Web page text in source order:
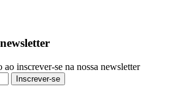
inscrever-se na nossa newsletter
Inscrever-se